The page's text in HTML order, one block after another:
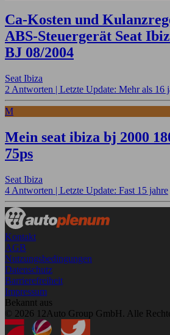
Ca-Kosten und
ABS-Steuergerät Seat
BJ 08/2004
Seat Ibiza
2 Antworten | Letzte Update: Mehr als 16
M
Mein seat ibiza bj 2000
75ps
Seat Ibiza
4 Antworten | Letzte Update: Fast 15 jahre
Kontakt
AGB
Nutzungsbedingungen
Datenschutz
Barrierefreiheit
Impressum
Bekannt aus
© 2026 12Auto Group GmbH. Alle